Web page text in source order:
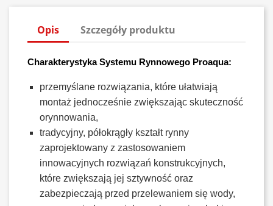
Opis Szczegóły produktu
Charakterystyka Systemu Rynnowego Proaqua:
przemyślane rozwiązania, które ułatwiają
montaż jednocześnie zwiększając skuteczność
orynnowania,
tradycyjny, półokrągły kształt rynny
zaprojektowany z zastosowaniem
innowacyjnych rozwiązań konstrukcyjnych,
które zwiększają jej sztywność oraz
zabezpieczają przed przelewaniem się wody,